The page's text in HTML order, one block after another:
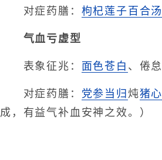
对症药膳： 枸杞莲子 百合汤
气血亏虚型
表象征兆： 面色苍白 、倦怠
对症药膳： 党参 当归 炖猪心
成，有益气补血安神之效。）